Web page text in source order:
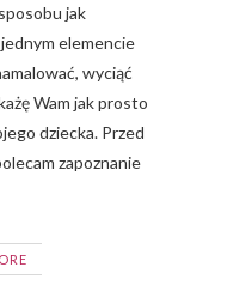
jak
elemencie
wyciąć
Wam jak prosto
dziecka. Przed
zapoznanie